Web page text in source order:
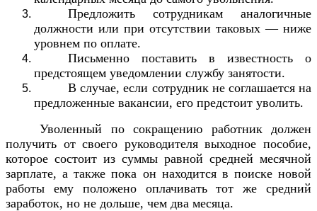
Предложить сотрудникам аналогичные
должности или при отсутствии таковых — ниже
уровнем по оплате.
Письменно поставить в известность о
предстоящем уведомлении службу занятости.
В случае, если сотрудник не соглашается на
предложенные вакансии, его предстоит уволить.
Уволенный по сокращению работник должен
получить от своего руководителя выходное пособие,
которое состоит из суммы равной средней месячной
зарплате, а также пока он находится в поиске новой
работы ему положено оплачивать тот же средний
заработок, но не дольше, чем два месяца.